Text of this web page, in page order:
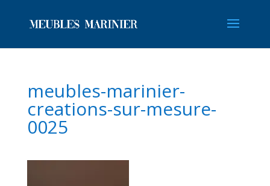
meubles-marinier-
creations-sur-mesure-
0025